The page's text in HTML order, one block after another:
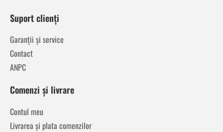
Suport clienți
Garanții și service
Contact
ANPC
Comenzi și livrare
Contul meu
Livrarea și plata comenzilor